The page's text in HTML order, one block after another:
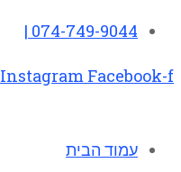
074-749-9044 |
Instagram Facebook-f
עמוד הבית